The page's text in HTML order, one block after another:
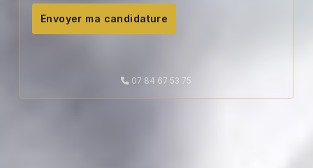
Envoyer ma candidature
07 84 67 53 75